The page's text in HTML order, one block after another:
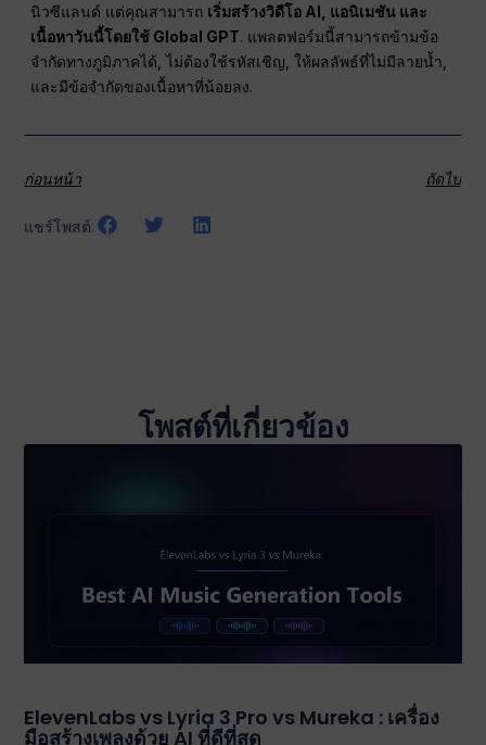
นิวซีแลนด์ แต่คุณสามารถ เริ่มสร้างวิดีโอ AI, แอนิเมชัน และ
เนื้อหาวันนี้โดยใช้ Global GPT. แพลตฟอร์มนี้สามารถข้ามข้อ
จำกัดทางภูมิภาคได้, ไม่ต้องใช้รหัสเชิญ, ให้ผลลัพธ์ที่ไม่มีลายน้ำ,
และมีข้อจำกัดของเนื้อหาที่น้อยลง.
ก่อนหน้า ถัดไป
แชร์โพสต์:
โพสต์ที่เกี่ยวข้อง
ElevenLabs vs Lyria 3 Pro vs Mureka : เครื่อง
มือสร้างเพลงด้วย AI ที่ดีที่สุด